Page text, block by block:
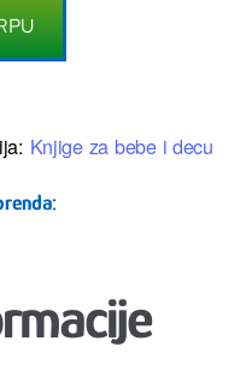
Knjige za bebe i decu